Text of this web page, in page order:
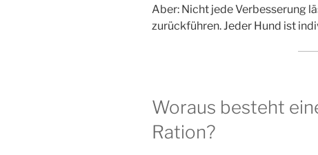
Aber: Nicht jede Verbesserung
zurückführen. Jeder Hund ist
Woraus besteht
Ration?